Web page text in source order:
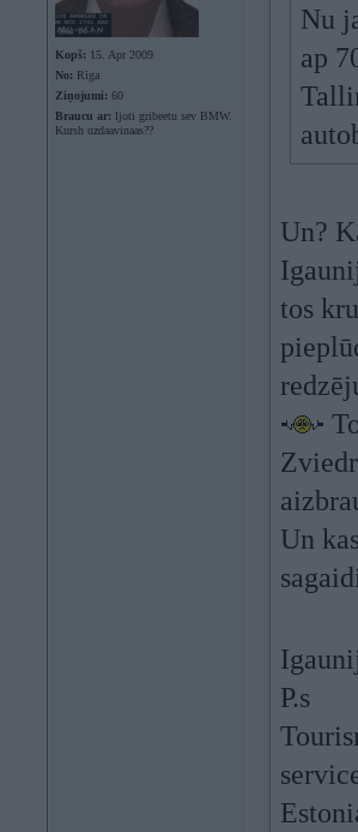
Kopš: 15. Apr 2009
No: Rīga
Ziņojumi: 60
Braucu ar: ljoti gribeetu sev BMW.
Kursh uzdaavinaas??
Nu
ap
Un?
tos
Un
P.s